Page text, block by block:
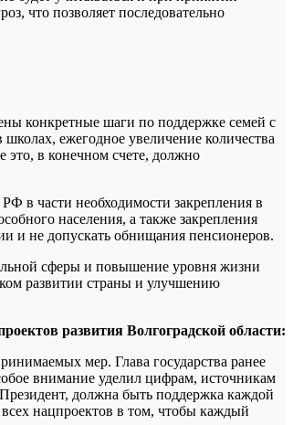
что позволяет последовательно
конкретные шаги по поддержке семей с
ежегодное увеличение количества
это, в конечном счете, должно
в части необходимости закрепления в
населения, а также закрепления
и не допускать обнищания пенсионеров.
сферы и повышение уровня жизни
развитии страны и улучшению
развития Волгоградской области:
мер. Глава государства ранее
внимание уделил цифрам, источникам
должна быть поддержка каждой
нацпроектов в том, чтобы каждый